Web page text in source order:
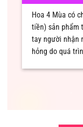
Hoa 4 Mùa có
tiền) sản phẩm
tay người nhận
hỏng do quá